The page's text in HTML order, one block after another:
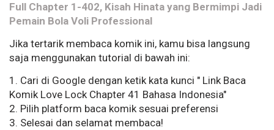
Full Chapter 1-402, Kisah Hinata yang Bermimpi Jadi
Pemain Bola Voli Professional
Jika tertarik membaca komik ini, kamu bisa langsung
saja menggunakan tutorial di bawah ini:
1. Cari di Google dengan ketik kata kunci " Link Baca
Komik Love Lock Chapter 41 Bahasa Indonesia"
2. Pilih platform baca komik sesuai preferensi
3. Selesai dan selamat membaca!